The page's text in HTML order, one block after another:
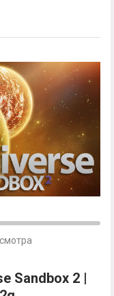
Sandbox 2 |